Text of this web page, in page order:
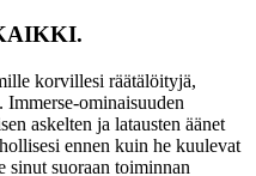
korvillesi räätälöityjä,
ominaisuuden
askelten ja latausten äänet
ennen kuin he kuulevat
sinut suoraan toiminnan